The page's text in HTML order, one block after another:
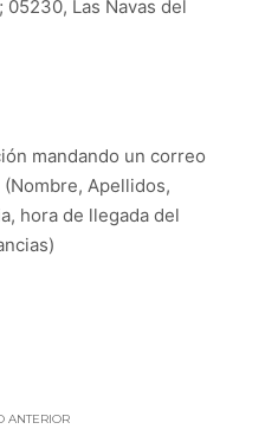
05230, Las Navas del
mandando un correo
(Nombre, Apellidos,
hora de llegada del
ANTERIOR